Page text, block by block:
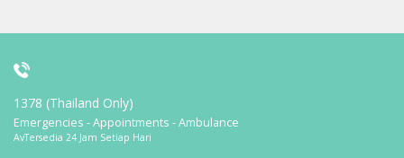
1378 (Thailand Only)
Emergencies - Appointments - Ambulance
AvTersedia 24 Jam Setiap Hari